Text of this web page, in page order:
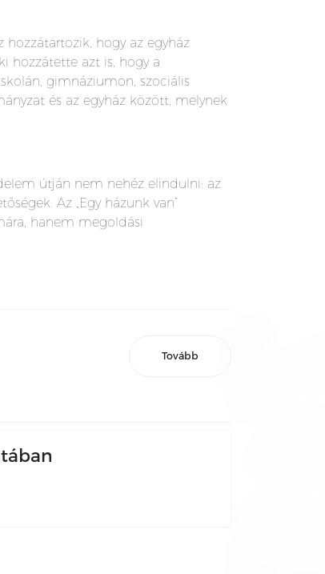
hozzátartozik, hogy az egyház
hozzátette azt is, hogy a
gimnáziumon, szociális
és az egyház között, melynek
útján nem nehéz elindulni: az
Az „Egy házunk van”
hanem megoldási
Tovább